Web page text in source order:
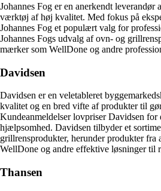
Johannes Fog er en anerkendt leverandør
værktøj af høj kvalitet. Med fokus på
Johannes Fog et populært valg for
Johannes Fogs udvalg af ovn- og
mærker som WellDone og andre
Davidsen
Davidsen er en veletableret
kvalitet og en bred vifte af produkter til
Kundeanmeldelser lovpriser Davidsen for
hjælpsomhed. Davidsen tilbyder et
grillrensprodukter, herunder produkter fra
WellDone og andre effektive løsninger til
Thansen